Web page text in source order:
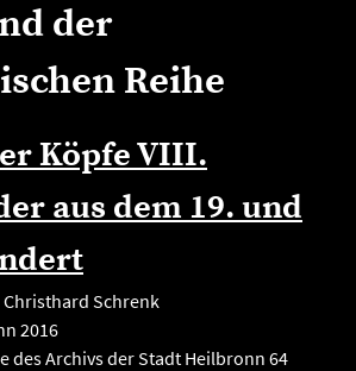
der
Reihe
Köpfe VIII.
aus dem 19. und
Schrenk
2016
des Archivs der Stadt Heilbronn 64